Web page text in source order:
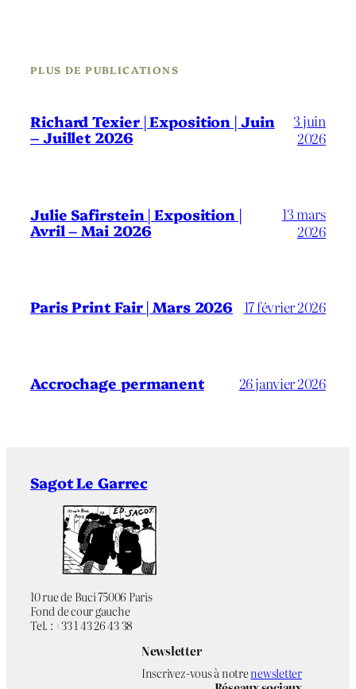
PLUS DE PUBLICATIONS
Richard Texier | Exposition | Juin
– Juillet 2026
3 juin
2026
Julie Safirstein | Exposition |
Avril – Mai 2026
13 mars
2026
Paris Print Fair | Mars 2026 17 février 2026
Accrochage permanent 26 janvier 2026
Sagot Le Garrec
10 rue de Buci 75006 Paris
Fond de cour gauche
Tel. : +33 1 43 26 43 38
Newsletter
Inscrivez-vous à notrenewsletter